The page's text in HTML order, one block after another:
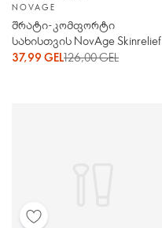
NOVAGE
შრატი-კომფორტი
სახისთვის NovAge Skinrelief
Pro Resilient (ნოვეიჯ
37,99 GEL126,00 GEL